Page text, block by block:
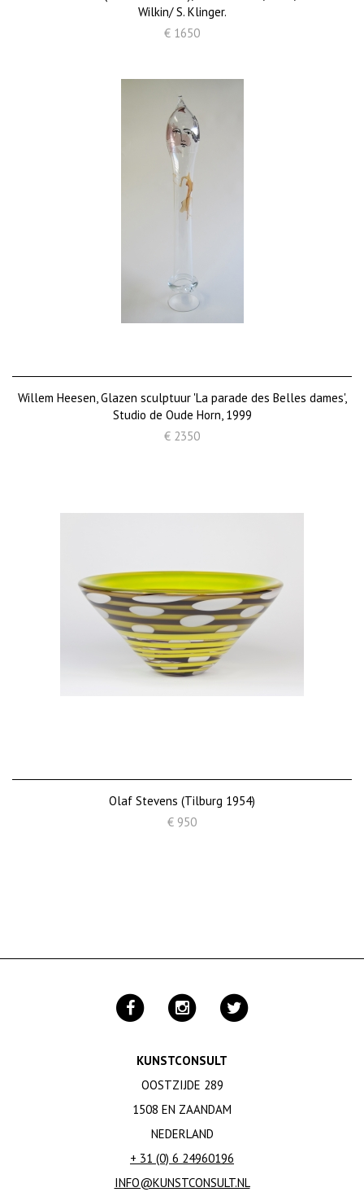
Wilkin/ S. Klinger.
€ 1650
Willem Heesen, Glazen sculptuur 'La parade des Belles dames',
Studio de Oude Horn, 1999
€ 2350
Olaf Stevens (Tilburg 1954)
€ 950
KUNSTCONSULT
OOSTZIJDE 289
1508 EN ZAANDAM
NEDERLAND
+ 31 (0) 6 24960196
INFO@KUNSTCONSULT.NL